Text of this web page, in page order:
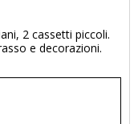
2 cassetti piccoli.
e decorazioni.